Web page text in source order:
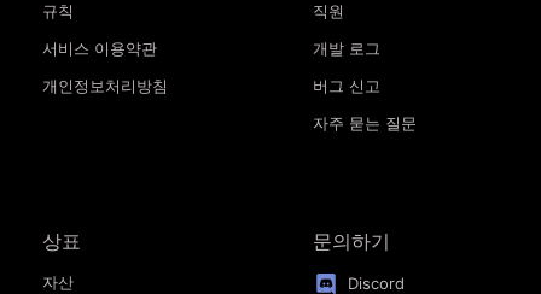
규칙
서비스 이용약관
개인정보처리방침
직원
개발 로그
버그 신고
자주 묻는 질문
상표
자산
문의하기
Discord